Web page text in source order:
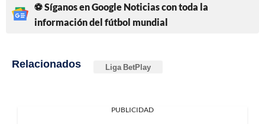
⚽ Síganos en Google Noticias con toda la
información del fútbol mundial
Relacionados Liga BetPlay
PUBLICIDAD